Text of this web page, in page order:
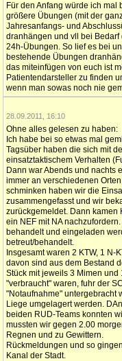
Für den Anfang würde ich
größere Übungen (mit der
Jahresanfangs- und
dranhängen und vll bei
24h-Übungen. So lief es bei
bestehende Übungen
das miteinfügen von euch ist
Patientendarsteller zu finden
wenn man sowas noch nie
28.09.2011, 16:10
Ohne alles gelesen zu haben:
Ich habe bei so etwas mal
Tagsüber haben die sich mit
einsatztaktischem Verhalten
Dann war Abends und nachts
immer an verschiedenen
schminken haben wir die
zusammengefasst und wir
zurückgemeldet. Dann kamen
ein NEF mit NA
behandelt und eingeladen
betreut/behandelt.
Insgesamt waren 2 KTW, 1 N-
davon sind aus dem Bestand
Stück mit jeweils 3 Mimen
"verbraucht" waren, fuhr der
"Notaufnahme" untergebracht
Liege umgelagert werden.
beiden RUD-Teams konnten
mussten wir gegen 2.00
Regnen und zu Gewittern.
Rückmeldungen und so
Kanal der Stadt.